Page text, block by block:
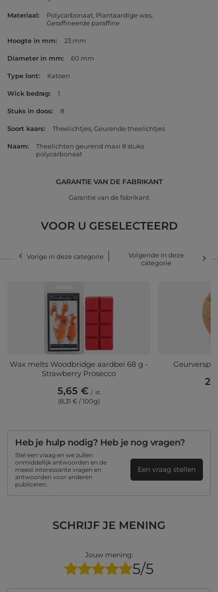
Materiaal Polycarbonaat Plantaardige was
Geraffineerde paraffine
Hoogte in mm 23 mm
Diameter in mm 60 mm
Type lont Katoen
Wick bedrag 1
Stuks in doos 8
Soort kaars Theelichtjes Geurende theelichtjes
Naam
Theelichten geurend maxi 8 stuks
polycarbonaat
GARANTIE VAN DE FABRIKANT
Garantie van de fabrikant
VOOR U GESELECTEERD
Vorige in deze categorie
Volgende in deze
categorie
Wax melts Woodbridge aardbei 68 g -
Strawberry Prosecco
5,65 € / st.
(8,31 € / 100g)
Heb je hulp nodig? Heb je nog vragen?
Stel een vraag en we zullen
onmiddellijk antwoorden en de
meest interessante vragen en
antwoorden voor anderen
publiceren.
Een vraag stellen
SCHRIJF JE MENING
Jouw mening:
5/5